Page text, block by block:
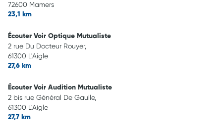
72600 Mamers
23,1 km
Écouter Voir Optique Mutualiste
2 rue Du Docteur Rouyer,
61300 L'Aigle
27,6 km
Écouter Voir Audition Mutualiste
2 bis rue Général De Gaulle,
61300 L'Aigle
27,7 km